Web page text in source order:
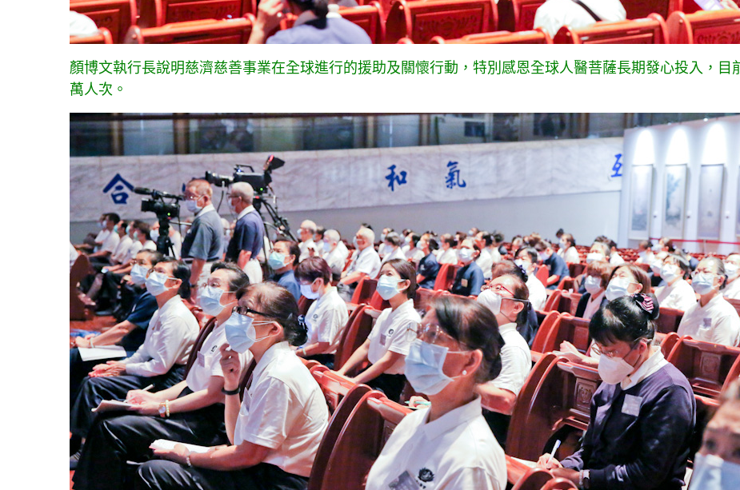
顏博文執行長說明慈濟慈善事業在全球進行的援助及關懷行動，特別感恩全球人醫菩薩長期發心投入，
萬人次。